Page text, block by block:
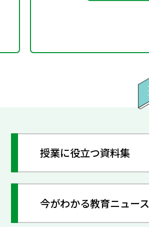
授業に役立つ資料集
今がわかる教育ニュース